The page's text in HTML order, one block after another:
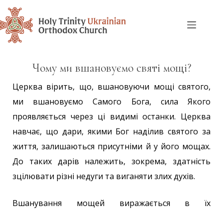
Чому ми вшановуємо святі мощі?
Церква вірить, що, вшановуючи мощі святого,
ми вшановуємо Самого Бога, сила Якого
проявляється через ці видимі останки. Церква
навчає, що дари, якими Бог наділив святого за
життя, залишаються присутніми й у його мощах.
До таких дарів належить, зокрема, здатність
зцілювати різні недуги та виганяти злих духів.
Вшанування мощей виражається в їх